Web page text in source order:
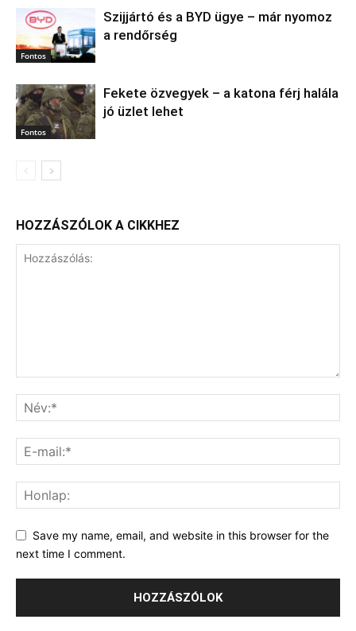
Fontos
Szijjártó és a BYD ügye – már nyomoz
a rendőrség
Fontos
Fekete özvegyek – a katona férj halála
jó üzlet lehet
HOZZÁSZÓLOK A CIKKHEZ
Save my name, email, and website in this browser for the
next time I comment.